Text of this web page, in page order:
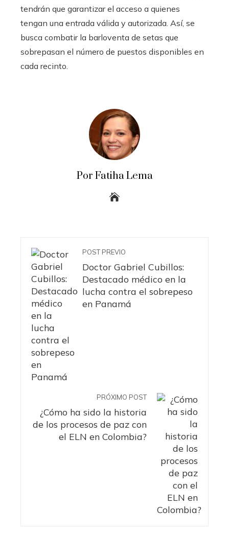
tendrán que garantizar el acceso a quienes
tengan una entrada válida y autorizada. Así, se
busca combatir la barloventa de setas que
sobrepasan el número de puestos disponibles en
cada recinto.
Por Fatiha Lema
POST PREVIO
Doctor Gabriel Cubillos:
Destacado médico en la
lucha contra el sobrepeso
en Panamá
PRÓXIMO POST
¿Cómo ha sido la historia
de los procesos de paz con
el ELN en Colombia?